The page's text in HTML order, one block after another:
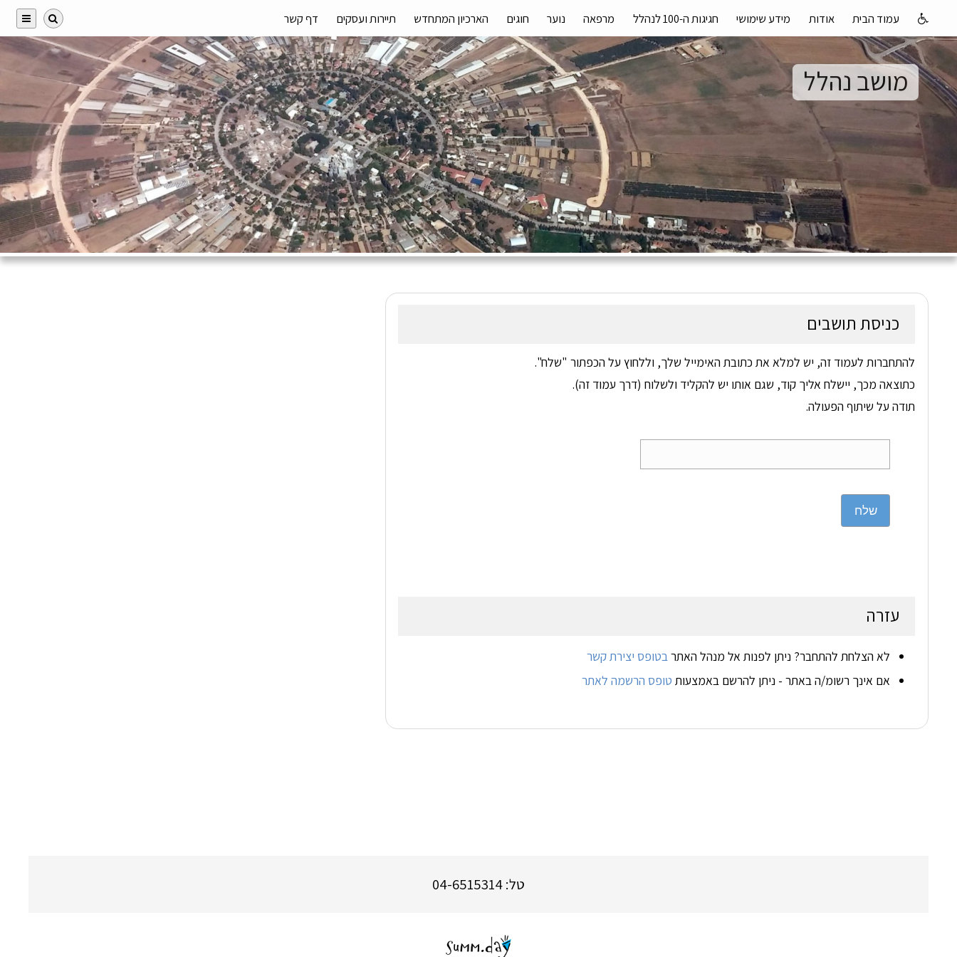
עמוד הבית אודות מידע שימושי חגיגות ה-100 לנהלל מרפאה נוער חוגים הארכיון המתחדש תיירות ועסקים דף קשר
מושב נהלל
כניסת תושבים
להתחברות לעמוד זה, יש למלא את כתובת האימייל שלך, וללחוץ על הכפתור "שלח".
כתוצאה מכך, יישלח אליך קוד, שגם אותו יש להקליד ולשלוח (דרך עמוד זה).
תודה על שיתוף הפעולה.
שלח
עזרה
לא הצלחת להתחבר? ניתן לפנות אל מנהל האתרבטופס יצירת קשר
אם אינך רשומ/ה באתר - ניתן להרשם באמצעות טופס הרשמה לאתר
טל: 04-6515314